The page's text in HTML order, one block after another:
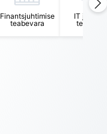
Finantsjuhtimise
teabevara
IT